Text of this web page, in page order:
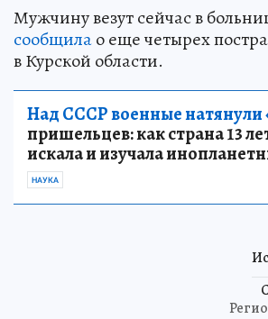
Мужчину везут сейчас в
сообщилао еще четырех
в Курской области.
Над СССР военные натянули
пришельцев: как страна 13
искала и изучала
НАУКА